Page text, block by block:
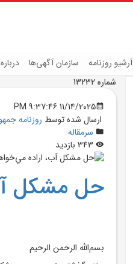
آرشیو روزنامه سازمان آگهی‌ها
شماره 13232
11/14/2025 9:37:46 PM
ارسال شده توسط روزنامه
سرمقاله
حل مشکل
بسم‌الله الرحمن الرحيم